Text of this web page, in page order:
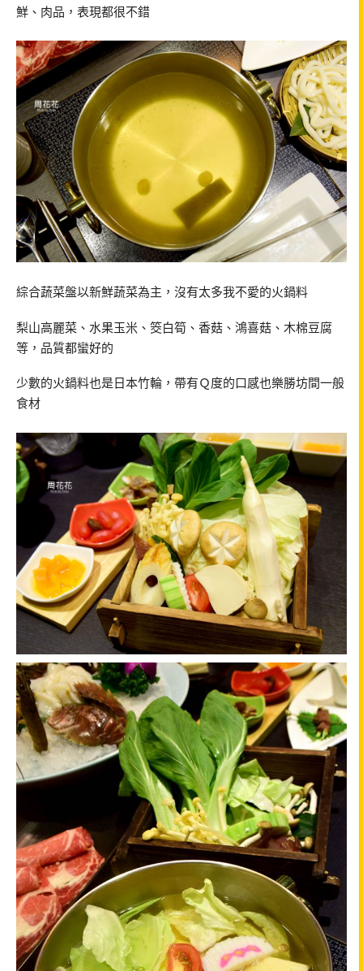
鮮、肉品，表現都很不錯
綜合蔬菜盤以新鮮蔬菜為主，沒有太多我不愛的火鍋料
梨山高麗菜、水果玉米、筊白筍、香菇、鴻喜菇、木棉豆腐
等，品質都蠻好的
少數的火鍋料也是日本竹輪，帶有Ｑ度的口感也樂勝坊間一般
食材